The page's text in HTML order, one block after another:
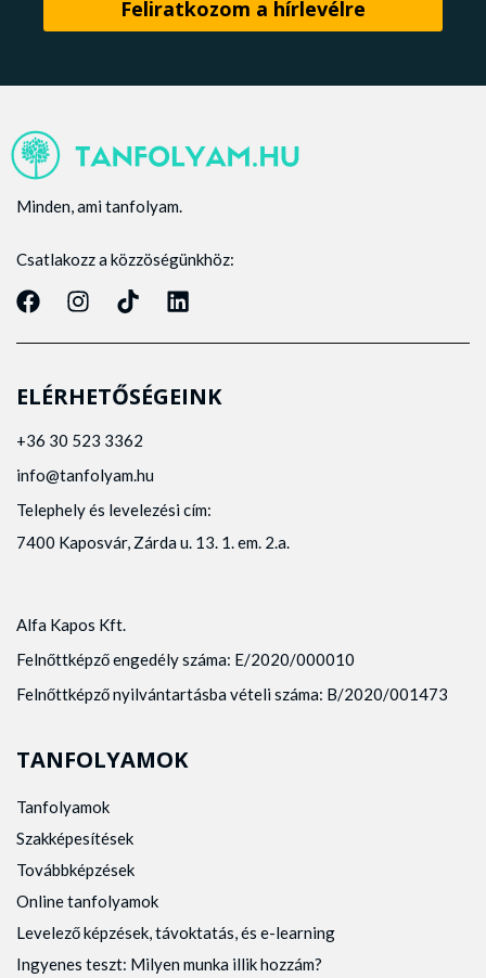
Minden, ami tanfolyam.
Csatlakozz a közzöségünkhöz:
ELÉRHETŐSÉGEINK
+36 30 523 3362
info@tanfolyam.hu
Telephely és levelezési cím:
7400 Kaposvár, Zárda u. 13. 1. em. 2.a.
Alfa Kapos Kft.
Felnőttképző engedély száma: E/2020/000010
Felnőttképző nyilvántartásba vételi száma: B/2020/001473
TANFOLYAMOK
Tanfolyamok
Szakképesítések
Továbbképzések
Online tanfolyamok
Levelező képzések, távoktatás, és e-learning
Ingyenes teszt: Milyen munka illik hozzám?